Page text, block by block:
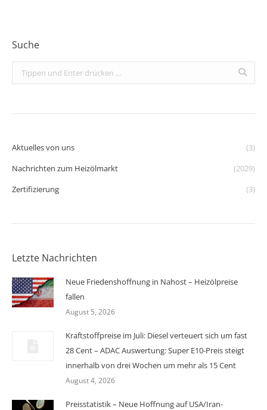
Suche
Search:
Aktuelles von uns
(3)
Nachrichten zum Heizölmarkt
(2029)
Zertifizierung
(3)
Letzte Nachrichten
Neue Friedenshoffnung in Nahost – Heizölpreise
fallen
August 5, 2026
Kraftstoffpreise im Juli: Diesel verteuert sich um fast
28 Cent – ADAC Auswertung: Super E10-Preis steigt
innerhalb von drei Wochen um mehr als 15 Cent
August 4, 2026
Preisstatistik – Neue Hoffnung auf USA/Iran-